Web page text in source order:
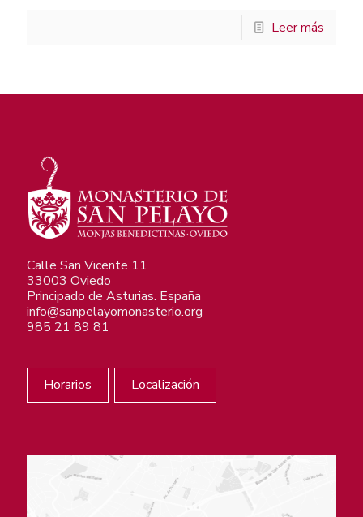
Leer más
Calle San Vicente 11
33003 Oviedo
Principado de Asturias. España
info@sanpelayomonasterio.org
985 21 89 81
Horarios Localización